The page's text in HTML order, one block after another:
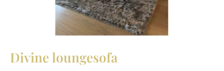
Divine loungesofa